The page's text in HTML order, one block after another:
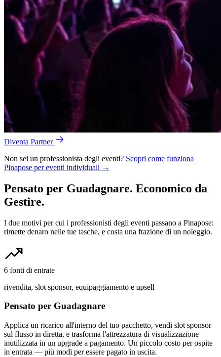
Diventa Partner
Non sei un professionista degli eventi? Scopri come funziona
Pinapose per eventi individuali →
Pensato per Guadagnare. Economico da
Gestire.
I due motivi per cui i professionisti degli eventi passano a Pinapose:
rimette denaro nelle tue tasche, e costa una frazione di un noleggio.
6 fonti di entrate
rivendita, slot sponsor, equipaggiamento e upsell
Pensato per Guadagnare
Applica un ricarico all'interno del tuo pacchetto, vendi slot sponsor
sul flusso in diretta, e trasforma l'attrezzatura di visualizzazione
inutilizzata in un upgrade a pagamento. Un piccolo costo per ospite
in entrata — più modi per essere pagato in uscita.